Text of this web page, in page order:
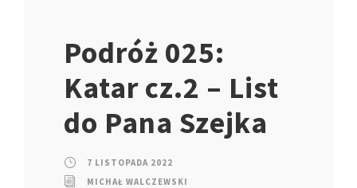
Podróż 025:
Katar cz.2 – List
do Pana Szejka
7 LISTOPADA 2022
MICHAŁ WALCZEWSKI